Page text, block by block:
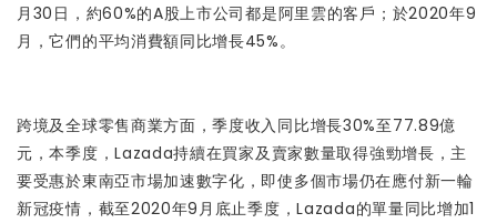
月30日，約60%的A股上市公司都是阿里雲的客戶；於2020年9
月，它們的平均消費額同比增長45%。
跨境及全球零售商業方面，季度收入同比增長30%至77.89億
元，本季度，Lazada持續在買家及賣家數量取得強勁增長，主
要受惠於東南亞市場加速數字化，即使多個市場仍在應付新一輪
新冠疫情，截至2020年9月底止季度，Lazada的單量同比增加1